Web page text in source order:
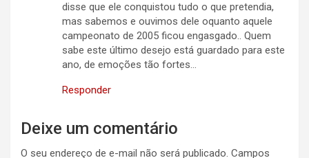
disse que ele conquistou tudo o que pretendia,
mas sabemos e ouvimos dele oquanto aquele
campeonato de 2005 ficou engasgado.. Quem
sabe este último desejo está guardado para este
ano, de emoções tão fortes…
Responder
Deixe um comentário
O seu endereço de e-mail não será publicado. Campos